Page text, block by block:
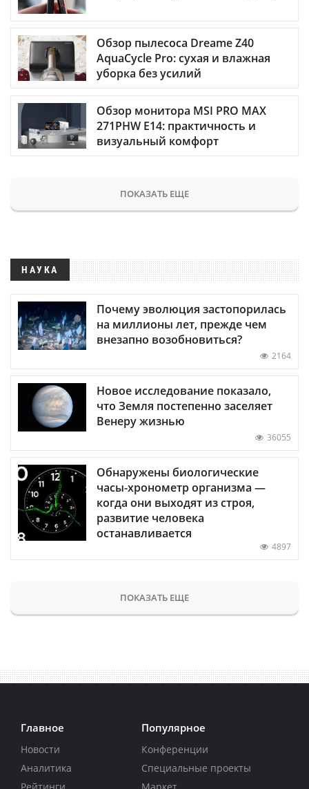
Обзор пылесоса Dreame Z40
AquaCycle Pro: сухая и влажная
уборка без усилий
Обзор монитора MSI PRO MAX
271PHW E14: практичность и
визуальный комфорт
ПОКАЗАТЬ ЕЩЕ
НАУКА
Почему эволюция застопорилась
на миллионы лет, прежде чем
внезапно возобновиться?
2164
Новое исследование показало,
что Земля постепенно заселяет
Венеру жизнью
36055
Обнаружены биологические
часы-хронометр организма —
когда они выходят из строя,
развитие человека
останавливается
4897
ПОКАЗАТЬ ЕЩЕ
Главное
Новости
Аналитика
Популярное
Конференции
Специальные проекты